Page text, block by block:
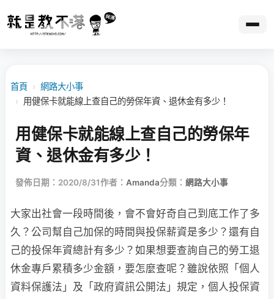
首頁 › 網路大小事
› 用健保卡就能線上查自己的勞保年資、退休金有多少！
用健保卡就能線上查自己的勞保年
資、退休金有多少！
發佈日期：2020/8/31作者： Amanda分類： 網路大小事
大家出社會一段時間後，會不會好奇自己到底工作了多
久？公司幫自己加保的時間與投保薪資是多少？還有自
己的投保年資總計有多少？如果想要查詢自己的勞工退
休金專戶累積多少金額，要怎麼查呢？雖說依照「個人
資料保護法」及「政府資訊公開法」規定，個人投保資